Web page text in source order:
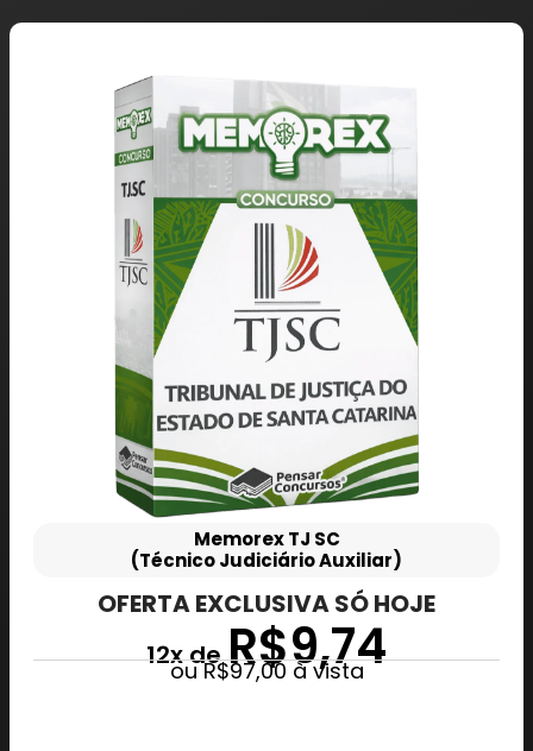
Memorex TJ SC
(Técnico Judiciário Auxiliar)
OFERTA EXCLUSIVA SÓ HOJE
12x deR$9,74
ou R$97,00 à vista